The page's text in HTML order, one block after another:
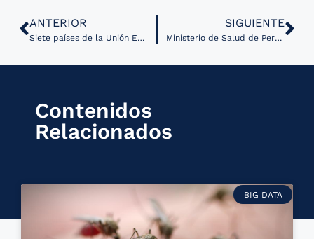
ANTERIOR
Siete países de la Unión Europea ya han comenzado a usar el Certificado Digital COVID
SIGUIENTE
Ministerio de Salud de Perú ofrece diplomado en Gestión de la Telemedicina al personal de Salud
Contenidos
Relacionados
BIG DATA